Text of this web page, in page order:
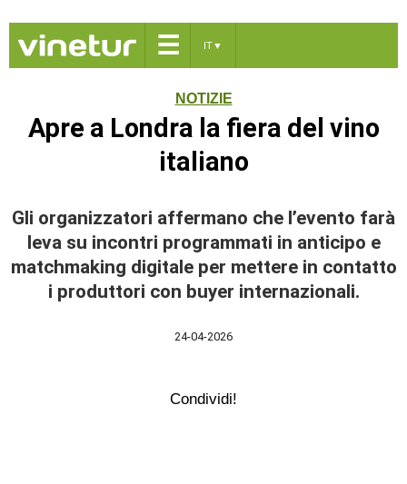
☰ IT▼
NOTIZIE
Apre a Londra la fiera del vino
italiano
Gli organizzatori affermano che l’evento farà
leva su incontri programmati in anticipo e
matchmaking digitale per mettere in contatto
i produttori con buyer internazionali.
24-04-2026
Condividi!